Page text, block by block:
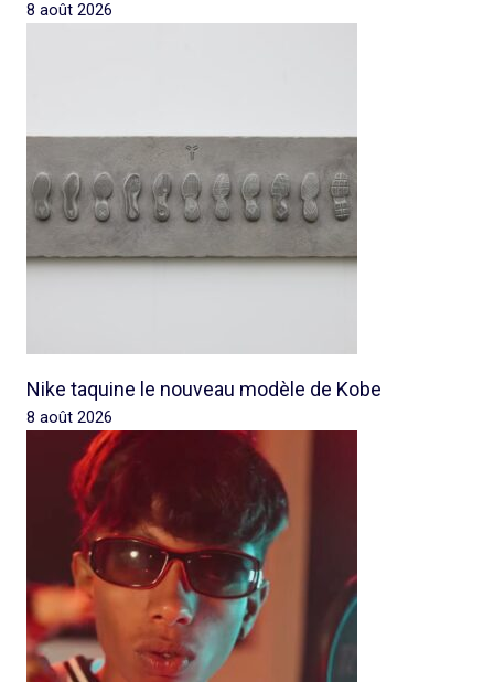
8 août 2026
Nike taquine le nouveau modèle de Kobe
8 août 2026